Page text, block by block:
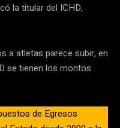
la titular del ICHD,
a atletas parece subir, en
se tienen los montos
de Egresos